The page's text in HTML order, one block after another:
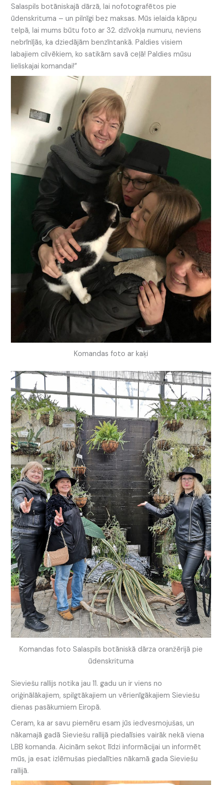
Salaspils botāniskajā dārzā, lai nofotografētos pie
ūdenskrituma – un pilnīgi bez maksas. Mūs ielaida kāpņu
telpā, lai mums būtu foto ar 32. dzīvokļa numuru, neviens
nebrīnījās, ka dziedājām benzīntankā. Paldies visiem
labajiem cilvēkiem, ko satikām savā ceļā! Paldies mūsu
lieliskajai komandai!”
Komandas foto ar kaķi
Komandas foto Salaspils botāniskā dārza oranžērijā pie
ūdenskrituma
Sieviešu rallijs notika jau 11. gadu un ir viens no
oriģinālākajiem, spilgtākajiem un vērienīgākajiem Sieviešu
dienas pasākumiem Eiropā.
Ceram, ka ar savu piemēru esam jūs iedvesmojušas, un
nākamajā gadā Sieviešu rallijā piedalīsies vairāk nekā viena
LBB komanda. Aicinām sekot līdzi informācijai un informēt
mūs, ja esat izlēmušas piedalīties nākamā gada Sieviešu
rallijā.